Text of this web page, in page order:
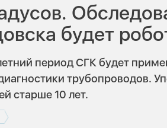
будет
период СГК будет
трубопроводов.
старше 10 лет.